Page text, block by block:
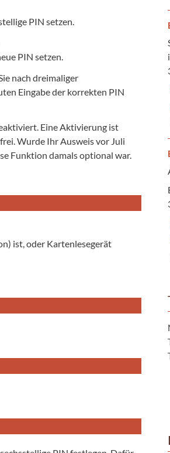
PIN setzen.
PIN setzen.
nach dreimaliger
Eingabe der korrekten PIN
Eine Aktivierung ist
Wurde Ihr Ausweis vor Juli
Funktion damals optional war.
ist, oder Kartenlesegerät